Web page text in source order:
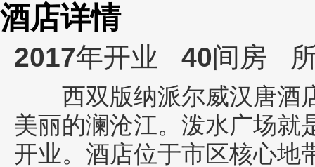
酒店详情
2017年开业 40间房
西双版纳派尔威汉唐酒
美丽的澜沧江。泼水广场就
开业。酒店位于市区核心地